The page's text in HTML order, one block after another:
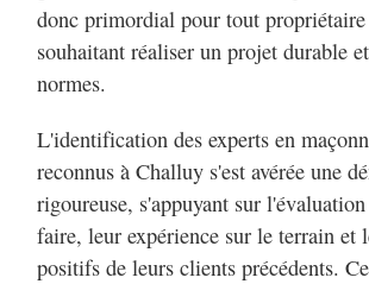
donc primordial pour tout
souhaitant réaliser un projet durable
normes.
L'identification des experts en
reconnus à Challuy s'est avérée une
rigoureuse, s'appuyant sur
faire, leur expérience sur le terrain et
positifs de leurs clients précédents.